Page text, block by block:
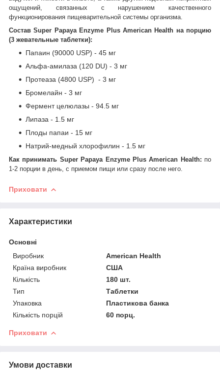
ощущений, связанных с нарушением качественного
функционирования пищеварительной системы организма.
СоставSuper Papaya Enzyme Plus American Health на порцию
(3 жевательные таблетки):
Папаин (90000 USP) - 45 мг
Альфа-амилаза (120 DU) - 3 мг
Протеаза (4800 USP) - 3 мг
Бромелайн - 3 мг
Фермент целюлазы - 94.5 мг
Липаза - 1.5 мг
Плоды папаи - 15 мг
Натрий-медный хлорофилин - 1.5 мг
Как принимать Super Papaya Enzyme Plus American Health: по
1-2 порции в день, с приемом пищи или сразу после него
Приховати
Характеристики
Основні
Виробник
American Health
Країна виробник
США
Кількість
180 шт.
Тип
Таблетки
Упаковка
Пластикова банка
Кількість порцій
60 порц.
Приховати
Умови доставки